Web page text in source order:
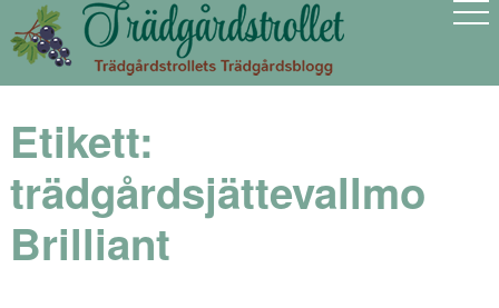
Etikett:
trädgårdsjättevallmo
Brilliant